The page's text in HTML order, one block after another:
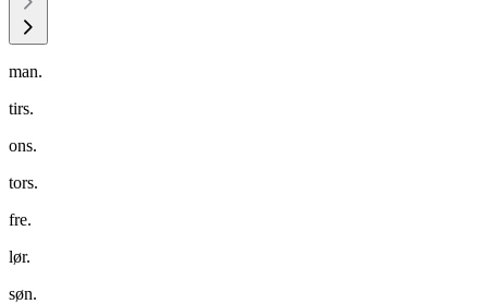
man.
tirs.
ons.
tors.
fre.
lør.
søn.